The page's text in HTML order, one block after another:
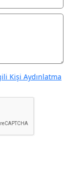
Kişi Aydınlatma